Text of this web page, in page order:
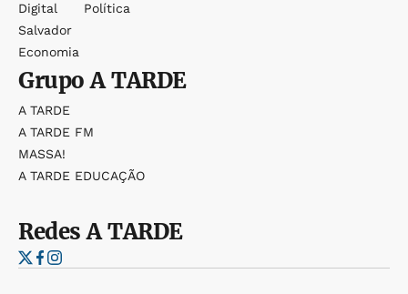
Digital
Salvador
Economia
Política
GrupoA TARDE
A TARDE
A TARDE FM
MASSA!
A TARDE EDUCAÇÃO
RedesA TARDE